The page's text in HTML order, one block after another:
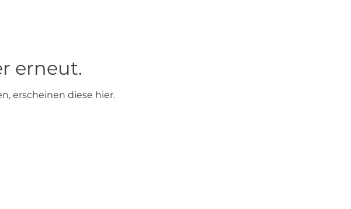
erneut.
erscheinen diese hier.